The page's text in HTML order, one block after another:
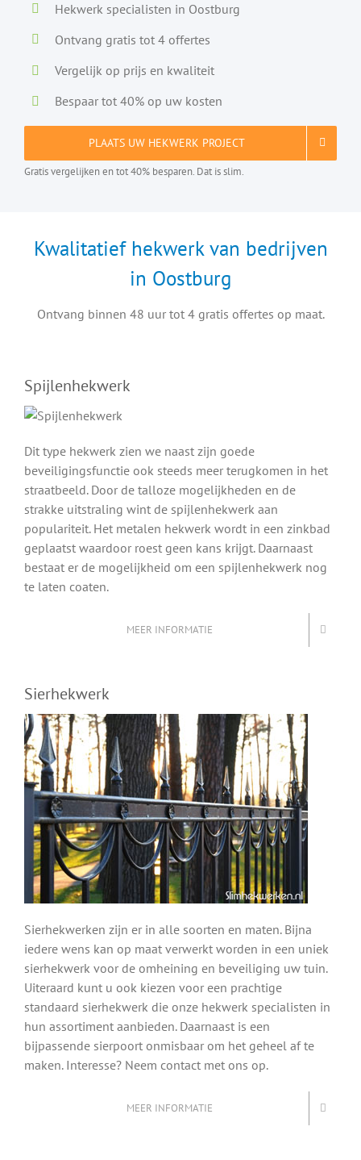
Hekwerk specialisten in Oostburg
Ontvang gratis tot 4 offertes
Vergelijk op prijs en kwaliteit
Bespaar tot 40% op uw kosten
PLAATS UW HEKWERK PROJECT
Gratis vergelijken en tot 40% besparen. Dat is slim.
Kwalitatief hekwerk van bedrijven
in Oostburg
Ontvang binnen 48 uur tot 4 gratis offertes op maat.
Spijlenhekwerk
Dit type hekwerk zien we naast zijn goede
beveiligingsfunctie ook steeds meer terugkomen in het
straatbeeld. Door de talloze mogelijkheden en de
strakke uitstraling wint de spijlenhekwerk aan
populariteit. Het metalen hekwerk wordt in een zinkbad
geplaatst waardoor roest geen kans krijgt. Daarnaast
bestaat er de mogelijkheid om een spijlenhekwerk nog
te laten coaten.
MEER INFORMATIE
Sierhekwerk
Sierhekwerken zijn er in alle soorten en maten. Bijna
iedere wens kan op maat verwerkt worden in een uniek
sierhekwerk voor de omheining en beveiliging uw tuin.
Uiteraard kunt u ook kiezen voor een prachtige
standaard sierhekwerk die onze hekwerk specialisten in
hun assortiment aanbieden. Daarnaast is een
bijpassende sierpoort onmisbaar om het geheel af te
maken. Interesse? Neem contact met ons op.
MEER INFORMATIE